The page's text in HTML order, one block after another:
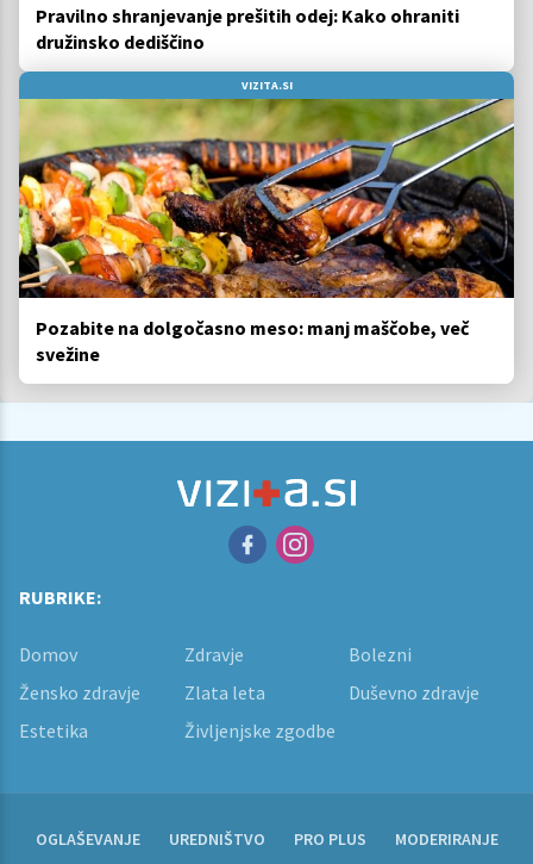
Pravilno shranjevanje prešitih odej: Kako ohraniti
družinsko dediščino
VIZITA.SI
Pozabite na dolgočasno meso: manj maščobe, več
svežine
RUBRIKE:
Domov Zdravje
Bolezni
Žensko zdravje
Zlata leta
Duševno zdravje
Estetika
Življenjske zgodbe
OGLAŠEVANJE UREDNIŠTVO PRO PLUS MODERIRANJE